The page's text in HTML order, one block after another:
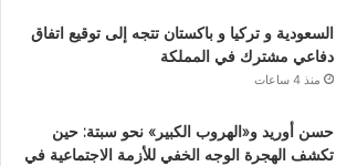
السعودية و تركيا و باكستان تتجه إلى توقيع اتفاق
دفاعي مشترك في المملكة
منذ 4 ساعات
حسن أوريد و«الهروب الكبير» نحو سبتة: حين
تكشف الهجرة الوجه الخفي للأزمة الاجتماعية في